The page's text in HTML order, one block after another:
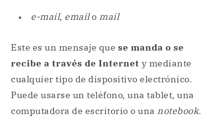
e-mail, emailo mail
Este es un mensaje que se manda o se
recibe a través de Internet y mediante
cualquier tipo de dispositivo electrónico.
Puede usarse un teléfono, una tablet, una
computadora de escritorio o una notebook.